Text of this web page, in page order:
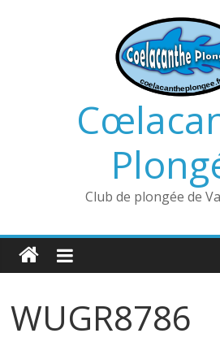
Club de plongée de
WUGR8786